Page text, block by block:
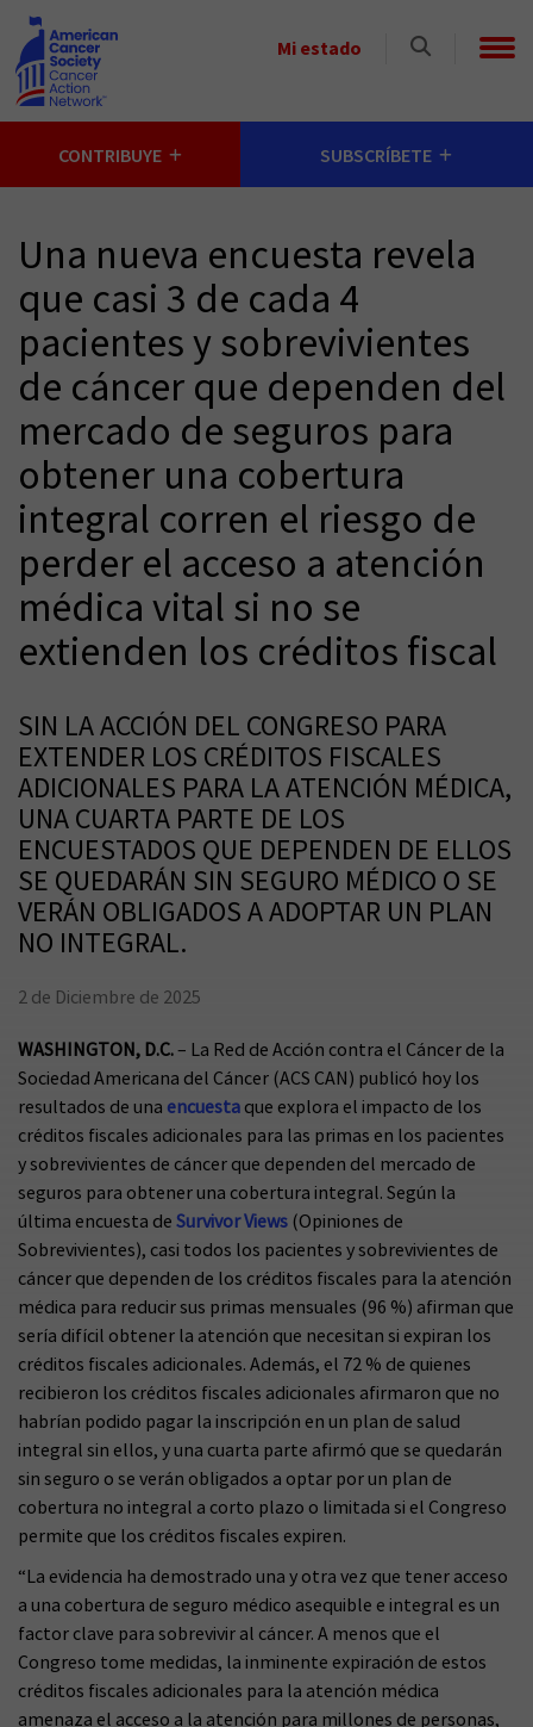
Skip to main content
Mi estado
Select
CONTRIBUYE SUBSCRÍBETE
Una nueva encuesta revela
que casi 3 de cada 4
pacientes y sobrevivientes
de cáncer que dependen del
mercado de seguros para
obtener una cobertura
integral corren el riesgo de
perder el acceso a atención
médica vital si no se
extienden los créditos fiscal
SIN LA ACCIÓN DEL CONGRESO PARA
EXTENDER LOS CRÉDITOS FISCALES
ADICIONALES PARA LA ATENCIÓN MÉDICA,
UNA CUARTA PARTE DE LOS
ENCUESTADOS QUE DEPENDEN DE ELLOS
SE QUEDARÁN SIN SEGURO MÉDICO O SE
VERÁN OBLIGADOS A ADOPTAR UN PLAN
NO INTEGRAL.
2 de Diciembre de 2025
WASHINGTON, D.C.– La Red de Acción contra el Cáncer de la
Sociedad Americana del Cáncer (ACS CAN) publicó hoy los
resultados de una encuesta que explora el impacto de los
créditos fiscales adicionales para las primas en los pacientes
y sobrevivientes de cáncer que dependen del mercado de
seguros para obtener una cobertura integral. Según la
última encuesta de Survivor Views (Opiniones de
Sobrevivientes), casi todos los pacientes y sobrevivientes de
cáncer que dependen de los créditos fiscales para la atención
médica para reducir sus primas mensuales (96 %) afirman que
sería difícil obtener la atención que necesitan si expiran los
créditos fiscales adicionales. Además, el 72 % de quienes
recibieron los créditos fiscales adicionales afirmaron que no
habrían podido pagar la inscripción en un plan de salud
integral sin ellos, y una cuarta parte afirmó que se quedarán
sin seguro o se verán obligados a optar por un plan de
cobertura no integral a corto plazo o limitada si el Congreso
permite que los créditos fiscales expiren.
“La evidencia ha demostrado una y otra vez que tener acceso
a una cobertura de seguro médico asequible e integral es un
factor clave para sobrevivir al cáncer. A menos que el
Congreso tome medidas, la inminente expiración de estos
créditos fiscales adicionales para la atención médica
amenaza el acceso a la atención para millones de personas,